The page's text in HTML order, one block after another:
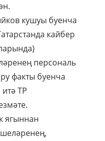
кушуы буенча
кайбер
персональ
факты буенча
ТР
ягыннан